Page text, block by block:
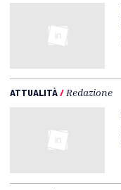
ATTUALITÀ/ Redazione